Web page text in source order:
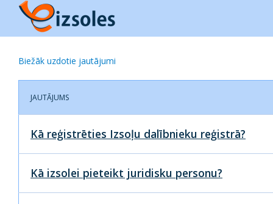
Biežāk uzdotie jautājumi
JAUTĀJUMS
Kā reģistrēties Izsoļu dalībnieku reģistrā?
Kā izsolei pieteikt juridisku personu?